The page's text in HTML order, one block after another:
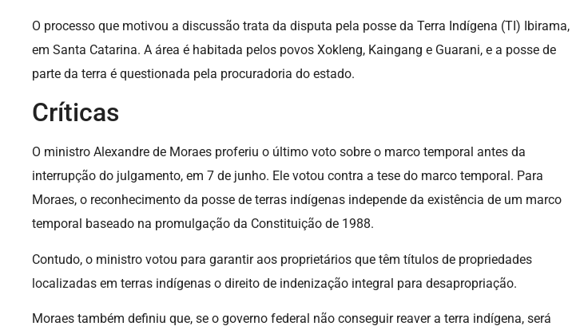
O processo que motivou a discussão trata da disputa pela posse da Terra Indígena (TI) Ibirama,
em Santa Catarina. A área é habitada pelos povos Xokleng, Kaingang e Guarani, e a posse de
parte da terra é questionada pela procuradoria do estado.
Críticas
O ministro Alexandre de Moraes proferiu o último voto sobre o marco temporal antes da
interrupção do julgamento, em 7 de junho. Ele votou contra a tese do marco temporal. Para
Moraes, o reconhecimento da posse de terras indígenas independe da existência de um marco
temporal baseado na promulgação da Constituição de 1988.
Contudo, o ministro votou para garantir aos proprietários que têm títulos de propriedades
localizadas em terras indígenas o direito de indenização integral para desapropriação.
Moraes também definiu que, se o governo federal não conseguir reaver a terra indígena, será